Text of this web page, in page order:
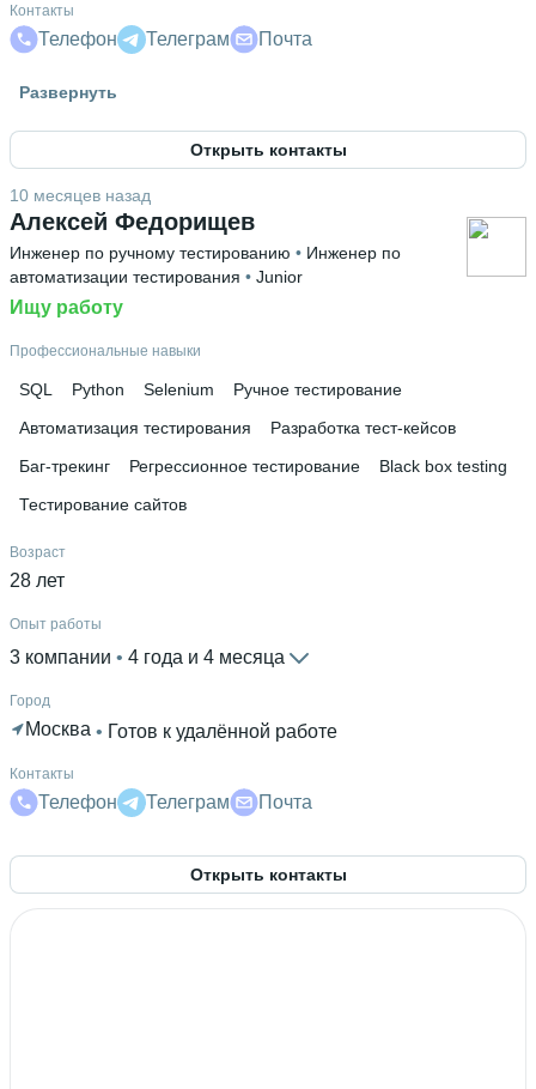
Контакты
Телефон Телеграм Почта
месяцев
Дополнительное образование
Яндекс Практикум • cg lab
Развернуть
Открыть контакты
Алексей Федорищев
10 месяцев назад
Инженер по ручному тестированию • Инженер по
автоматизации тестирования • Junior
Ищу работу
Профессиональные навыки
SQL Python Selenium
Ручное тестирование
Автоматизация тестирования
Разработка тест-кейсов
Баг-трекинг
Регрессионное тестирование
Black box testing
Тестирование сайтов
Возраст
28 лет
Опыт работы
3 компании 4 года и 4 месяца
Город
Москва • Готов к удалённой работе
Контакты
Телефон Телеграм Почта
Открыть контакты